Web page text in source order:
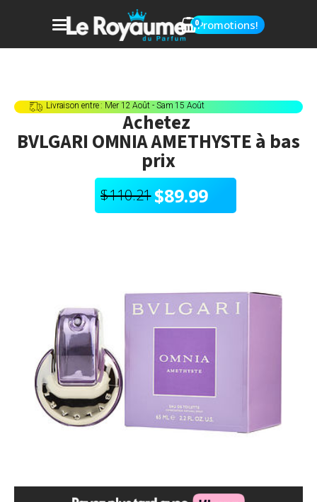
0Promotions!
Livraison entre : Mer 12 Août - Sam 15 Août
Achetez
BVLGARI OMNIA AMETHYSTEà bas
prix
$110.21
Le
était :
$110.21.
$89.99
Le
est :
$89.99.